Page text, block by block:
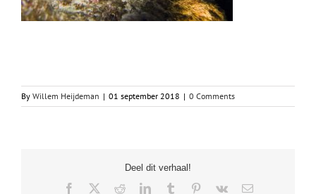
By Willem Heijdeman | 01 september 2018 | 0 Comments
Deel dit verhaal!
Facebook RedditLinkedInTumblr Pinterest
Vk Email